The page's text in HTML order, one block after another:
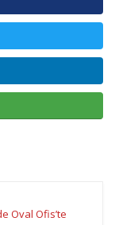
Oval Ofis’te